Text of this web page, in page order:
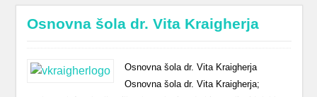
Osnovna šola dr. Vita Kraigherja
Osnovna šola dr. Vita Kraigherja
Osnovna šola dr. Vita Kraigherja;